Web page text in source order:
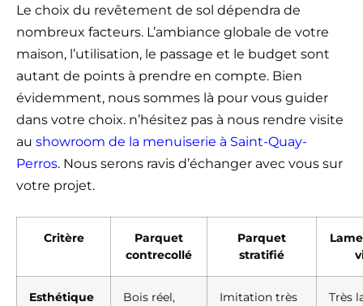
Le choix du revêtement de sol dépendra de
nombreux facteurs. L’ambiance globale de votre
maison, l’utilisation, le passage et le budget sont
autant de points à prendre en compte. Bien
évidemment, nous sommes là pour vous guider
dans votre choix. n’hésitez pas à nous rendre visite
au showroom de la menuiserie à Saint-Quay-
Perros. Nous serons ravis d’échanger avec vous sur
votre projet.
Critère
Parquet
contrecollé
Parquet
stratifié
Esthétique
Bois réel,
Imitation très
Très